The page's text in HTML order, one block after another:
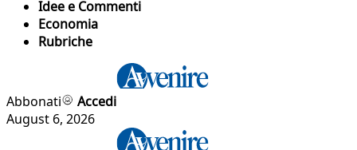
Idee e Commenti
Economia
Rubriche
Abbonati
Accedi
August 6, 2026